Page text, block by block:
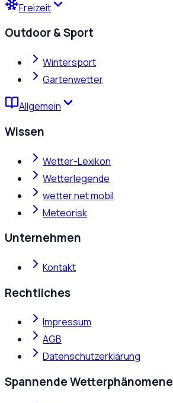
Freizeit
Outdoor & Sport
Wintersport
Gartenwetter
Allgemein
Wissen
Wetter-Lexikon
Wetterlegende
wetter.net mobil
Meteorisk
Unternehmen
Kontakt
Rechtliches
Impressum
AGB
Datenschutzerklärung
Spannende Wetterphänomene